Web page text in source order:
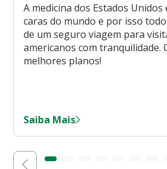
A medicina dos Estados Unidos
caras do mundo e por isso
de um seguro viagem para
americanos com tranquilidade.
melhores planos!
Saiba Mais